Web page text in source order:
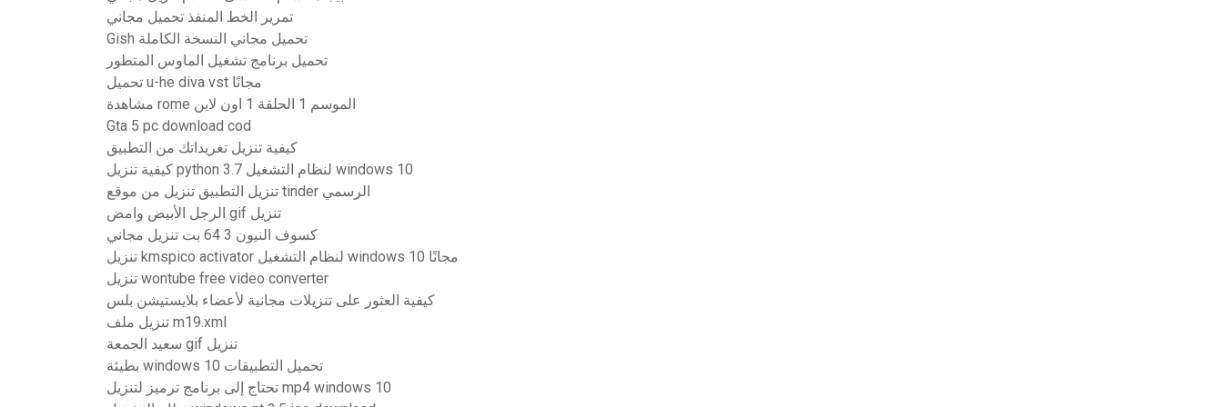
تمرير الخط المنفذ تحميل مجاني
Gish تحميل مجاني النسخة الكاملة
تحميل برنامج تشغيل الماوس المتطور
تحميل u-he diva vst مجانًا
مشاهدة rome الموسم 1 الحلقة 1 اون لاين
Gta 5 pc download cod
كيفية تنزيل تغريداتك من التطبيق
كيفية تنزيل python 3.7 لنظام التشغيل windows 10
تنزيل التطبيق تنزيل من موقع tinder الرسمي
الرجل الأبيض وامض gif تنزيل
كسوف النيون 3 64 بت تنزيل مجاني
تنزيل kmspico activator لنظام التشغيل windows 10 مجانًا
تنزيل wontube free video converter
كيفية العثور على تنزيلات مجانية لأعضاء بلايستيشن بلس
تنزيل ملف m19.xml
سعيد الجمعة gif تنزيل
بطيئة windows 10 تحميل التطبيقات
تحتاج إلى برنامج ترميز لتنزيل mp4 windows 10